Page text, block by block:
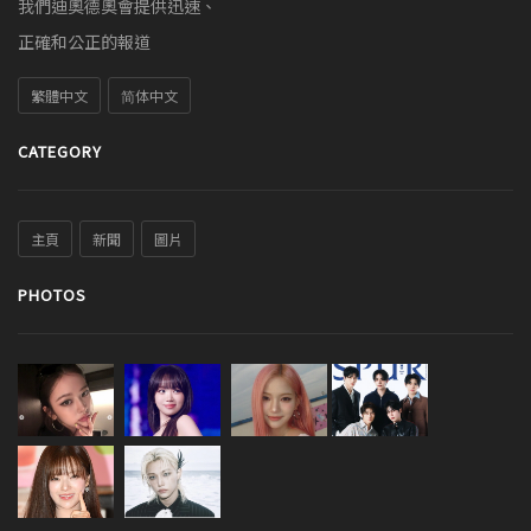
我們迪奧德奧會提供迅速、
正確和公正的報道
繁體中文 简体中文
CATEGORY
主頁 新聞 圖片
PHOTOS